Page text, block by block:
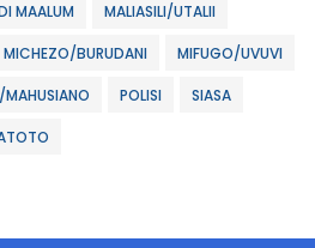
MAALUM MALIASILI/UTALII
MICHEZO/BURUDANI MIFUGO/UVUVI
POLISI SIASA